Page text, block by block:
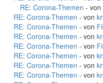
RE: Corona-Themen - von
RE: Corona-Themen - von
RE: Corona-Themen - von
RE: Corona-Themen - von
RE: Corona-Themen - von
RE: Corona-Themen - von
RE: Corona-Themen - von
RE: Corona-Themen - von